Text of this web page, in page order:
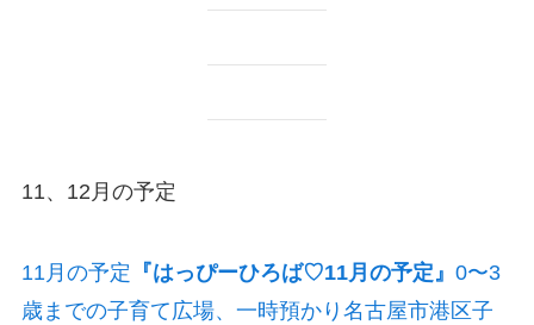
11、12月の予定
11月の予定 『はっぴーひろば♡11月の予定』 0〜3
歳までの子育て広場、一時預かり名古屋市港区子